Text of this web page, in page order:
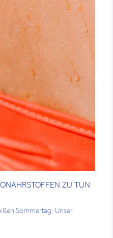
ZU TUN
Sommertag: Unser